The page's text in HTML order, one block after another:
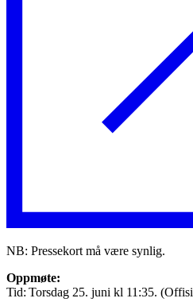
NB: Pressekort må være synlig.
Oppmøte:
Tid: Torsdag 25. juni kl 11:35.